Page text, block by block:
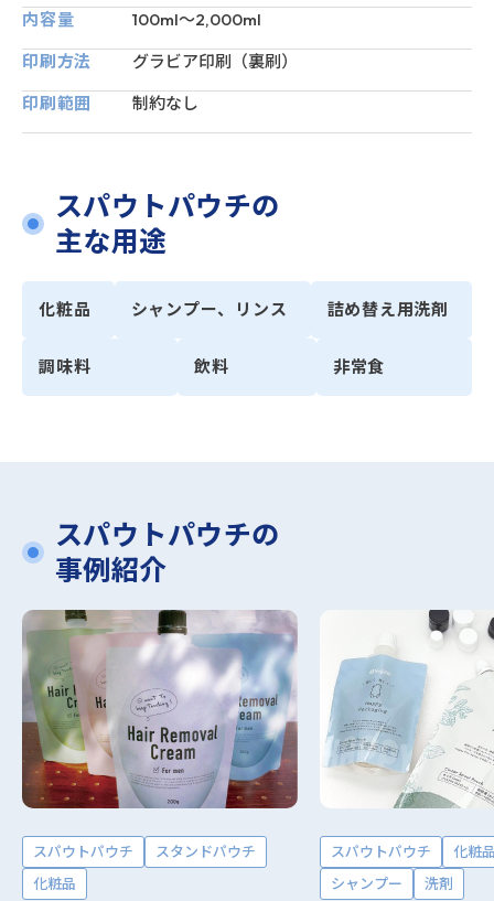
内容量
100ml〜2,000ml
印刷方法
グラビア印刷（裏刷）
印刷範囲
制約なし
スパウトパウチの
主な用途
化粧品 シャンプー、リンス 詰め替え用洗剤
調味料 飲料 非常食
スパウトパウチの
事例紹介
スパウトパウチ
スタンドパウチ
化粧品
スパウトパウチ
化粧
シャンプー
洗剤